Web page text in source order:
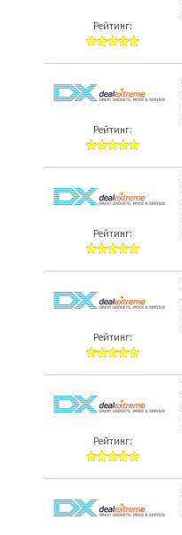
Рейтинг:
Рейтинг:
Рейтинг:
Рейтинг:
Рейтинг: